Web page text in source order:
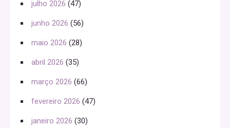
julho 2026 (47)
junho 2026 (56)
maio 2026 (28)
abril 2026 (35)
março 2026 (66)
fevereiro 2026 (47)
janeiro 2026 (30)